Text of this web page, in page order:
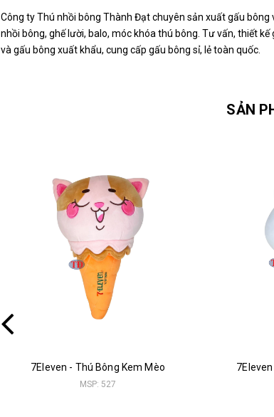
Công ty Thú nhồi bông Thành Đạt chuyên sản xuất gấu
nhồi bông, ghế lười, balo, móc khóa thú bông. Tư vấn, thiết
và gấu bông xuất khẩu, cung cấp gấu bông sỉ, lẻ toàn quốc.
SẢN
7Eleven - Thú Bông Kem Mèo
MSP: 527